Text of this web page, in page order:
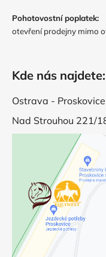
Pohotovostní poplatek:
otevření prodejny mimo
Kde nás najdete:
Ostrava - Proskovice
Nad Strouhou 221/